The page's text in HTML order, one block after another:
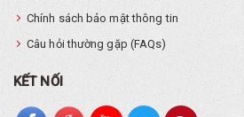
Chính sách bảo mật thông tin
Câu hỏi thường gặp (FAQs)
KẾT NỐI